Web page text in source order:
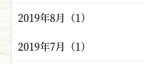
2019年8月（1）
2019年7月（1）